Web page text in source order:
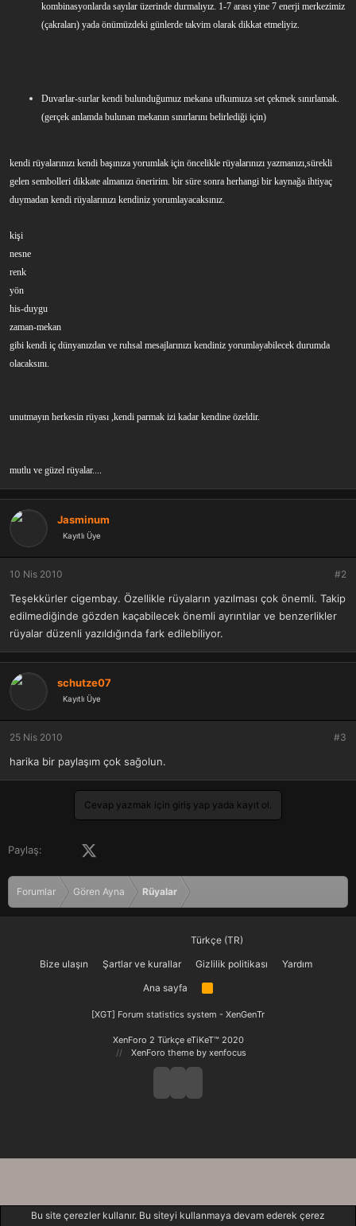
kombinasyonlarda sayılar üzerinde durmalıyız. 1-7 arası yine 7 enerji merkezimiz
(çakraları) yada önümüzdeki günlerde takvim olarak dikkat etmeliyiz.
Duvarlar-surlar kendi bulunduğumuz mekana ufkumuza set çekmek sınırlamak.
(gerçek anlamda bulunan mekanın sınırlarını belirlediği için)
kendi rüyalarınızı kendi başınıza yorumlak için öncelikle rüyalarınızı yazmanızı,sürekli
gelen sembolleri dikkate almanızı öneririm. bir süre sonra herhangi bir kaynağa ihtiyaç
duymadan kendi rüyalarınızı kendiniz yorumlayacaksınız.
kişi
nesne
renk
yön
his-duygu
zaman-mekan
gibi kendi iç dünyanızdan ve ruhsal mesajlarınızı kendiniz yorumlayabilecek durumda
olacaksını.
unutmayın herkesin rüyası ,kendi parmak izi kadar kendine özeldir.
mutlu ve güzel rüyalar....
Jasminum
Kayıtlı Üye
10 Nis 2010 #2
Teşekkürler cigembay. Özellikle rüyaların yazılması çok önemli. Takip
edilmediğinde gözden kaçabilecek önemli ayrıntılar ve benzerlikler
rüyalar düzenli yazıldığında fark edilebiliyor.
schutze07
Kayıtlı Üye
25 Nis 2010 #3
harika bir paylaşım çok sağolun.
Cevap yazmak için giriş yap yada kayıt ol.
Paylaş: Facebook
Forumlar Gören Ayna Rüyalar
Türkçe (TR)
Bize ulaşın
Şartlar ve kurallar Gizlilik politikası
Yardım
Ana sayfa
R
[XGT] Forum statistics system - XenGenTr
XenForo 2 Türkçe eTiKeT™ 2020
XenForo theme by xenfocus
Bu site çerezler kullanır. Bu siteyi kullanmaya devam ederek çerez